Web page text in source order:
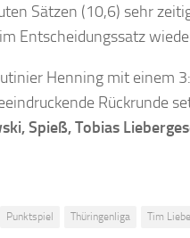
Sätzen (10,6) sehr
Entscheidungssatz
Henning mit einem
Rückrunde
Spieß, Tobias
Punktspiel Thüringenliga Tim